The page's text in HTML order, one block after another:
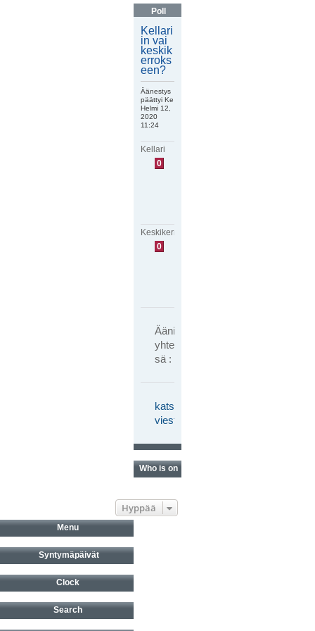
Poll
Kellari
in vai
keskik
erroks
een?
Äänestys
päättyi Ke
Helmi 12,
2020
11:24
Kellari
0
Keskikerros
0
Ääniä
yhteen
sä : 0
katso
viestiketjua
Who is online?
Hyppää
Menu
Syntymäpäivät
Clock
Search